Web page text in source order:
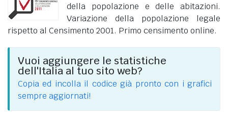
della popolazione e delle abitazioni.
Variazione della popolazione legale
rispetto al Censimento 2001. Primo censimento online.
Vuoi aggiungere le statistiche
dell'Italia al tuo sito web?
Copia ed incolla il codice già pronto con i grafici
sempre aggiornati!